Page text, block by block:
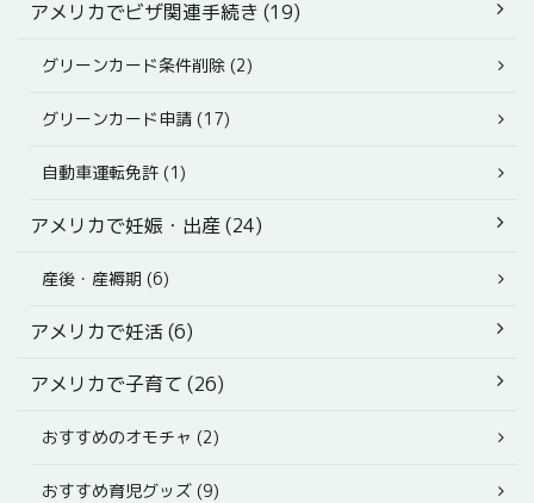
アメリカでビザ関連手続き (19)
グリーンカード条件削除 (2)
グリーンカード申請 (17)
自動車運転免許 (1)
アメリカで妊娠・出産 (24)
産後・産褥期 (6)
アメリカで妊活 (6)
アメリカで子育て (26)
おすすめのオモチャ (2)
おすすめ育児グッズ (9)